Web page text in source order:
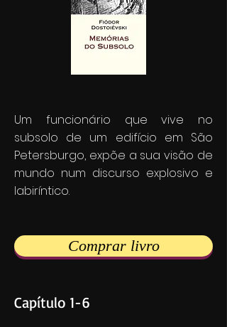
Um funcionário que vive no
subsolo de um edifício em São
Petersburgo, expõe a sua visão de
mundo num discurso explosivo e
labiríntico.
Comprar livro
Capítulo 1-6